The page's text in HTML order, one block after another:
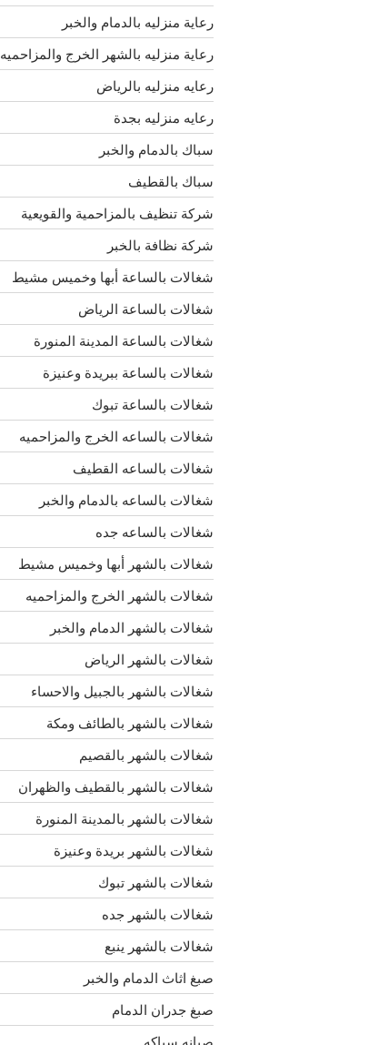
رعاية منزليه بالدمام والخبر
رعاية منزليه بالشهر الخرج والمزاحميه
رعايه منزليه بالرياض
رعايه منزليه بجدة
سباك بالدمام والخبر
سباك بالقطيف
شركة تنظيف بالمزاحمية والقويعية
شركة نظافة بالخبر
شغالات بالساعة أبها وخميس مشيط
شغالات بالساعة الرياض
شغالات بالساعة المدينة المنورة
شغالات بالساعة ببريدة وعنيزة
شغالات بالساعة تبوك
شغالات بالساعه الخرج والمزاحميه
شغالات بالساعه القطيف
شغالات بالساعه بالدمام والخبر
شغالات بالساعه جده
شغالات بالشهر أبها وخميس مشيط
شغالات بالشهر الخرج والمزاحميه
شغالات بالشهر الدمام والخبر
شغالات بالشهر الرياض
شغالات بالشهر بالجبيل والاحساء
شغالات بالشهر بالطائف ومكة
شغالات بالشهر بالقصيم
شغالات بالشهر بالقطيف والظهران
شغالات بالشهر بالمدينة المنورة
شغالات بالشهر بريدة وعنيزة
شغالات بالشهر تبوك
شغالات بالشهر جده
شغالات بالشهر ينبع
صبغ اثاث الدمام والخبر
صبغ جدران الدمام
صيانه سباكه